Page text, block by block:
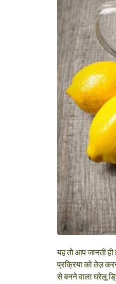
यह तो आप जानती
प्रक्रिया को तेज़
से बनने वाला घरेलू